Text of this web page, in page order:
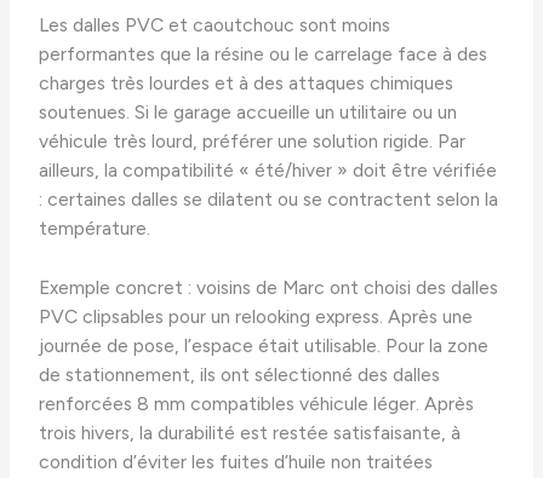
Les dalles PVC et caoutchouc sont moins
performantes que la résine ou le carrelage face à des
charges très lourdes et à des attaques chimiques
soutenues. Si le garage accueille un utilitaire ou un
véhicule très lourd, préférer une solution rigide. Par
ailleurs, la compatibilité « été/hiver » doit être vérifiée
: certaines dalles se dilatent ou se contractent selon la
température.
Exemple concret : voisins de Marc ont choisi des dalles
PVC clipsables pour un relooking express. Après une
journée de pose, l’espace était utilisable. Pour la zone
de stationnement, ils ont sélectionné des dalles
renforcées 8 mm compatibles véhicule léger. Après
trois hivers, la durabilité est restée satisfaisante, à
condition d’éviter les fuites d’huile non traitées